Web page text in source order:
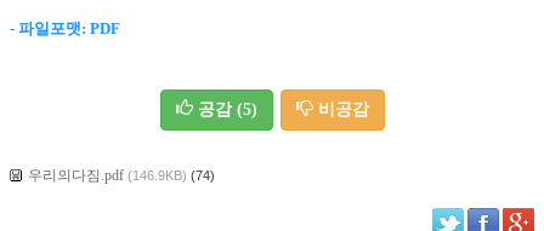
- 파일포맷: PDF
공감(5) 비공감
우리의다짐.pdf (146.9KB) (74)